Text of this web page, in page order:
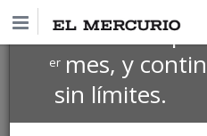
Suscríbete por
ermes, y
sin límites.